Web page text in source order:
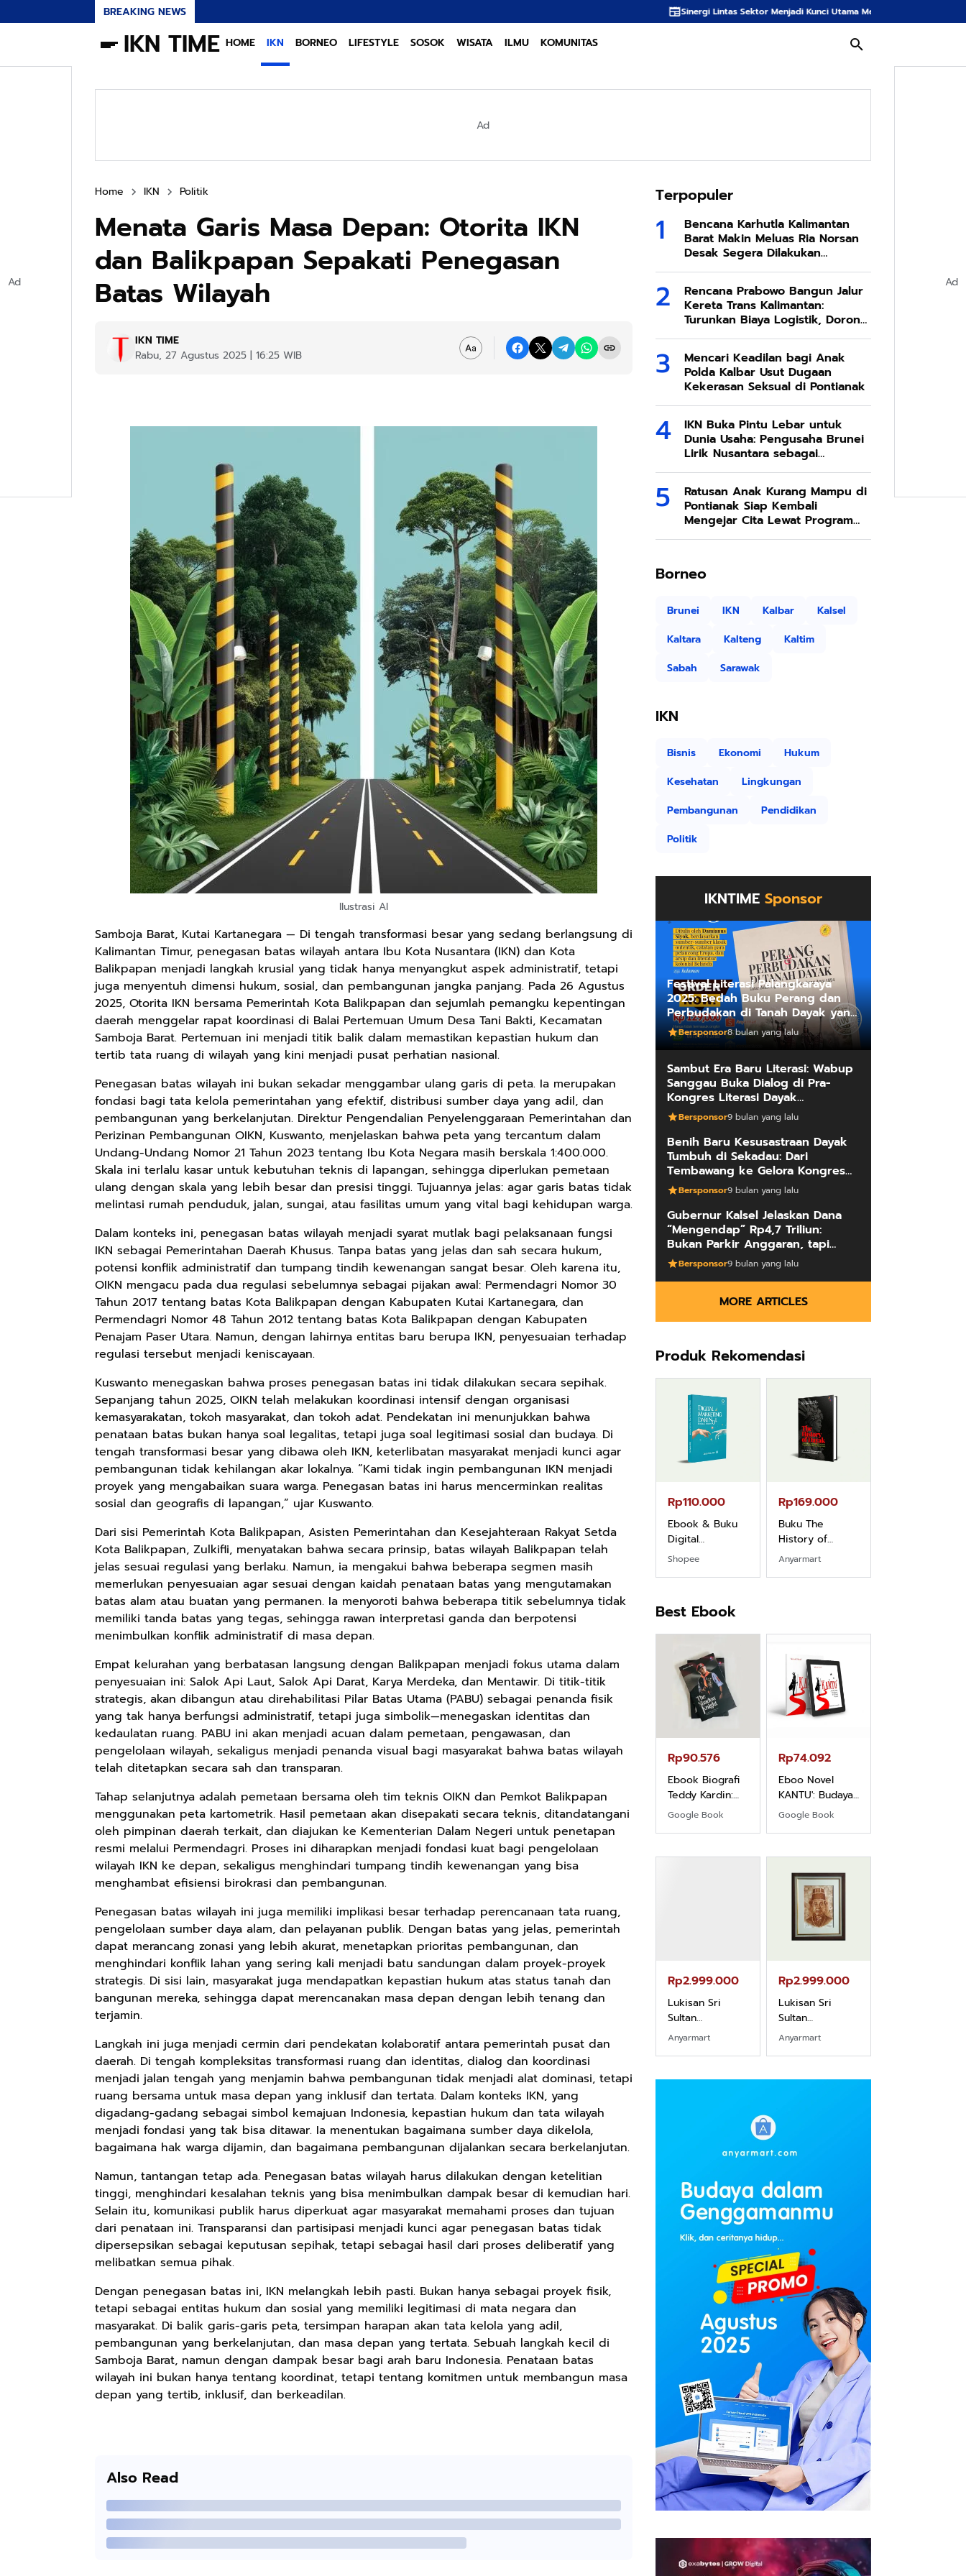
BREAKING NEWS Sinergi Lintas Sektor Menjadi Kunci Utama Meredam Ancaman Kebakaran Hutan di Bumi
IKN TIME HOME IKN BORNEO LIFESTYLE SOSOK WISATA ILMU KOMUNITAS
Ad
Home IKN Politik
Menata Garis Masa Depan: Otorita IKN
dan Balikpapan Sepakati Penegasan
Batas Wilayah
IKN TIME
Rabu, 27 Agustus 2025 | 16:25 WIB
Ilustrasi AI
Samboja Barat, Kutai Kartanegara — Di tengah transformasi besar yang sedang berlangsung di
Kalimantan Timur, penegasan batas wilayah antara Ibu Kota Nusantara (IKN) dan Kota
Balikpapan menjadi langkah krusial yang tidak hanya menyangkut aspek administratif, tetapi
juga menyentuh dimensi hukum, sosial, dan pembangunan jangka panjang. Pada 26 Agustus
2025, Otorita IKN bersama Pemerintah Kota Balikpapan dan sejumlah pemangku kepentingan
daerah menggelar rapat koordinasi di Balai Pertemuan Umum Desa Tani Bakti, Kecamatan
Samboja Barat. Pertemuan ini menjadi titik balik dalam memastikan kepastian hukum dan
tertib tata ruang di wilayah yang kini menjadi pusat perhatian nasional.
Penegasan batas wilayah ini bukan sekadar menggambar ulang garis di peta. Ia merupakan
fondasi bagi tata kelola pemerintahan yang efektif, distribusi sumber daya yang adil, dan
pembangunan yang berkelanjutan. Direktur Pengendalian Penyelenggaraan Pemerintahan dan
Perizinan Pembangunan OIKN, Kuswanto, menjelaskan bahwa peta yang tercantum dalam
Undang-Undang Nomor 21 Tahun 2023 tentang Ibu Kota Negara masih berskala 1:400.000.
Skala ini terlalu kasar untuk kebutuhan teknis di lapangan, sehingga diperlukan pemetaan
ulang dengan skala yang lebih besar dan presisi tinggi. Tujuannya jelas: agar garis batas tidak
melintasi rumah penduduk, jalan, sungai, atau fasilitas umum yang vital bagi kehidupan warga.
Dalam konteks ini, penegasan batas wilayah menjadi syarat mutlak bagi pelaksanaan fungsi
IKN sebagai Pemerintahan Daerah Khusus. Tanpa batas yang jelas dan sah secara hukum,
potensi konflik administratif dan tumpang tindih kewenangan sangat besar. Oleh karena itu,
OIKN mengacu pada dua regulasi sebelumnya sebagai pijakan awal: Permendagri Nomor 30
Tahun 2017 tentang batas Kota Balikpapan dengan Kabupaten Kutai Kartanegara, dan
Permendagri Nomor 48 Tahun 2012 tentang batas Kota Balikpapan dengan Kabupaten
Penajam Paser Utara. Namun, dengan lahirnya entitas baru berupa IKN, penyesuaian terhadap
regulasi tersebut menjadi keniscayaan.
Kuswanto menegaskan bahwa proses penegasan batas ini tidak dilakukan secara sepihak.
Sepanjang tahun 2025, OIKN telah melakukan koordinasi intensif dengan organisasi
kemasyarakatan, tokoh masyarakat, dan tokoh adat. Pendekatan ini menunjukkan bahwa
penataan batas bukan hanya soal legalitas, tetapi juga soal legitimasi sosial dan budaya. Di
tengah transformasi besar yang dibawa oleh IKN, keterlibatan masyarakat menjadi kunci agar
pembangunan tidak kehilangan akar lokalnya. “Kami tidak ingin pembangunan IKN menjadi
proyek yang mengabaikan suara warga. Penegasan batas ini harus mencerminkan realitas
sosial dan geografis di lapangan,” ujar Kuswanto.
Dari sisi Pemerintah Kota Balikpapan, Asisten Pemerintahan dan Kesejahteraan Rakyat Setda
Kota Balikpapan, Zulkifli, menyatakan bahwa secara prinsip, batas wilayah Balikpapan telah
jelas sesuai regulasi yang berlaku. Namun, ia mengakui bahwa beberapa segmen masih
memerlukan penyesuaian agar sesuai dengan kaidah penataan batas yang mengutamakan
batas alam atau buatan yang permanen. Ia menyoroti bahwa beberapa titik sebelumnya tidak
memiliki tanda batas yang tegas, sehingga rawan interpretasi ganda dan berpotensi
menimbulkan konflik administratif di masa depan.
Empat kelurahan yang berbatasan langsung dengan Balikpapan menjadi fokus utama dalam
penyesuaian ini: Salok Api Laut, Salok Api Darat, Karya Merdeka, dan Mentawir. Di titik-titik
strategis, akan dibangun atau direhabilitasi Pilar Batas Utama (PABU) sebagai penanda fisik
yang tak hanya berfungsi administratif, tetapi juga simbolik—menegaskan identitas dan
kedaulatan ruang. PABU ini akan menjadi acuan dalam pemetaan, pengawasan, dan
pengelolaan wilayah, sekaligus menjadi penanda visual bagi masyarakat bahwa batas wilayah
telah ditetapkan secara sah dan transparan.
Tahap selanjutnya adalah pemetaan bersama oleh tim teknis OIKN dan Pemkot Balikpapan
menggunakan peta kartometrik. Hasil pemetaan akan disepakati secara teknis, ditandatangani
oleh pimpinan daerah terkait, dan diajukan ke Kementerian Dalam Negeri untuk penetapan
resmi melalui Permendagri. Proses ini diharapkan menjadi fondasi kuat bagi pengelolaan
wilayah IKN ke depan, sekaligus menghindari tumpang tindih kewenangan yang bisa
menghambat efisiensi birokrasi dan pembangunan.
Penegasan batas wilayah ini juga memiliki implikasi besar terhadap perencanaan tata ruang,
pengelolaan sumber daya alam, dan pelayanan publik. Dengan batas yang jelas, pemerintah
dapat merancang zonasi yang lebih akurat, menetapkan prioritas pembangunan, dan
menghindari konflik lahan yang sering kali menjadi batu sandungan dalam proyek-proyek
strategis. Di sisi lain, masyarakat juga mendapatkan kepastian hukum atas status tanah dan
bangunan mereka, sehingga dapat merencanakan masa depan dengan lebih tenang dan
terjamin.
Langkah ini juga menjadi cermin dari pendekatan kolaboratif antara pemerintah pusat dan
daerah. Di tengah kompleksitas transformasi ruang dan identitas, dialog dan koordinasi
menjadi jalan tengah yang menjamin bahwa pembangunan tidak menjadi alat dominasi, tetapi
ruang bersama untuk masa depan yang inklusif dan tertata. Dalam konteks IKN, yang
digadang-gadang sebagai simbol kemajuan Indonesia, kepastian hukum dan tata wilayah
menjadi fondasi yang tak bisa ditawar. Ia menentukan bagaimana sumber daya dikelola,
bagaimana hak warga dijamin, dan bagaimana pembangunan dijalankan secara berkelanjutan.
Namun, tantangan tetap ada. Penegasan batas wilayah harus dilakukan dengan ketelitian
tinggi, menghindari kesalahan teknis yang bisa menimbulkan dampak besar di kemudian hari.
Selain itu, komunikasi publik harus diperkuat agar masyarakat memahami proses dan tujuan
dari penataan ini. Transparansi dan partisipasi menjadi kunci agar penegasan batas tidak
dipersepsikan sebagai keputusan sepihak, tetapi sebagai hasil dari proses deliberatif yang
melibatkan semua pihak.
Dengan penegasan batas ini, IKN melangkah lebih pasti. Bukan hanya sebagai proyek fisik,
tetapi sebagai entitas hukum dan sosial yang memiliki legitimasi di mata negara dan
masyarakat. Di balik garis-garis peta, tersimpan harapan akan tata kelola yang adil,
pembangunan yang berkelanjutan, dan masa depan yang tertata. Sebuah langkah kecil di
Samboja Barat, namun dengan dampak besar bagi arah baru Indonesia. Penataan batas
wilayah ini bukan hanya tentang koordinat, tetapi tentang komitmen untuk membangun masa
depan yang tertib, inklusif, dan berkeadilan.
Also Read
Terpopuler
Bencana Karhutla Kalimantan
Barat Makin Meluas Ria Norsan
Desak Segera Dilakukan
Modifikasi Cuaca
Rencana Prabowo Bangun Jalur
Kereta Trans Kalimantan:
Turunkan Biaya Logistik, Dorong
Ekonomi SDA Melimpah
Mencari Keadilan bagi Anak
Polda Kalbar Usut Dugaan
Kekerasan Seksual di Pontianak
IKN Buka Pintu Lebar untuk
Dunia Usaha: Pengusaha Brunei
Lirik Nusantara sebagai
Destinasi Investasi Masa Depan
Ratusan Anak Kurang Mampu di
Pontianak Siap Kembali
Mengejar Cita Lewat Program
Sekolah Rakyat
Borneo
Brunei IKN Kalbar
Kalsel
Kaltara
Kalteng
Kaltim
Sabah
Sarawak
IKN
Bisnis Ekonomi
Hukum
Kesehatan
Lingkungan
Pembangunan
Pendidikan
Politik
IKNTIME Sponsor
Festival Literasi Palangkaraya
2025: Bedah Buku Perang dan
Perbudakan di Tanah Dayak yang
Mengungkap Kebenaran Fakta
Sejarah
Bersponsor8 bulan yang lalu
Sambut Era Baru Literasi: Wabup
Sanggau Buka Dialog di Pra-
Kongres Literasi Dayak
Internasional
Bersponsor9 bulan yang lalu
Benih Baru Kesusastraan Dayak
Tumbuh di Sekadau: Dari
Tembawang ke Gelora Kongres
Penulis
Bersponsor9 bulan yang lalu
Gubernur Kalsel Jelaskan Dana
“Mengendap” Rp4,7 Triliun:
Bukan Parkir Anggaran, tapi
Manajemen Kas Daerah
Bersponsor9 bulan yang lalu
MORE ARTICLES
Produk Rekomendasi
Rp169.000
History of
Dayak – Sejarah
& Identitas
Borneo Asli
Anyarmart
Rp165.000
Buku Filsafat
Dayak Kajian
Komprehensif
Atas Manusia
Dayak
Shopee
Rp125.000
Kunang-kunang
Kumpulan Puisi
Wisnu
Pamungkas
Kelamin | Hybrid
Poetry Book
Anyarmart
Durian Cinta |
Kumpulan
Cerpen – Wisnu
Pamungkas
Anyarmart
Rp110.000
Ebook & Buku
Digital
Marketing Dari
Shopee
Rp169.000
Buku The
History of
Dayak – Sejarah
Anyarmart
Best Ebook
Rp90.576
Ebook Biografi
Teddy Kardin:
The Shadow
Khight |
Google Book
Rp74.092
Eboo Novel
KANTU': Budaya
Suku Dayak
Borneo
Google Book
Rp71.706
Ebook Vescovo
Motociclista –
Kisah Nyata
Uskup Giulio
Mencuccini, C.P
di Kalimantan
Google Book
Rp149.450
Tambang
Indonesia box
cover
Google Book
Rp98.049
Forest Therapy
ala Dayak:
Healing Wisdom
from the Heart
of Borneor
Google Book
Rp90.576
Ebook Biografi
Teddy Kardin:
The Shadow
Google Book
Rp74.092
Eboo Novel
KANTU': Budaya
Suku Dayak
Google Book
Rp2.999.000
Lukisan Sri
Sultan
I dari Kopi Karya
Rudi Winarso
Anyarmart
Rp2.999.000
Lukisan Sri
X dari Kopi
Karya Rudi
Winarso
Anyarmart
Rp2.989.000
Lukisan Sri
II dari Kopi
Karya Rudi
Winarso
Shopee
Rp158.000
Kaos Dayak Unik
Taring Ukuran M
Shopee
Rp158.000
Kaos Sastra
Tema
Tembawang
Anyarmart
Rp2.999.000
Lukisan Sri
Sultan
Hamengkubowono
Anyarmart
Rp2.999.000
Lukisan Sri
Sultan
Hamengkubowono
Winarso
Anyarmart
Ad Ad